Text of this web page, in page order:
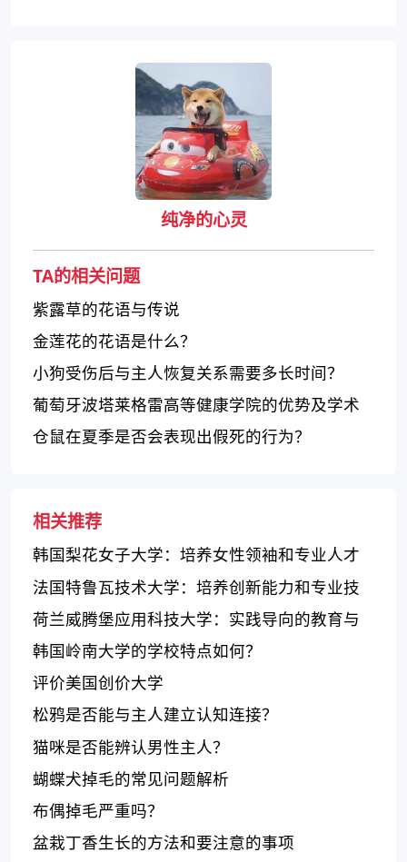
纯净的心灵
TA的相关问题
紫露草的花语与传说
金莲花的花语是什么？
小狗受伤后与主人恢复关系需要多长时间？
葡萄牙波塔莱格雷高等健康学院的优势及学术
优质程度如何？
仓鼠在夏季是否会表现出假死的行为？
相关推荐
韩国梨花女子大学：培养女性领袖和专业人才
的百年名校
法国特鲁瓦技术大学：培养创新能力和专业技
能的高等教育机构
荷兰威腾堡应用科技大学：实践导向的教育与
行业合作
韩国岭南大学的学校特点如何？
评价美国创价大学
松鸦是否能与主人建立认知连接？
猫咪是否能辨认男性主人？
蝴蝶犬掉毛的常见问题解析
布偶掉毛严重吗？
盆栽丁香生长的方法和要注意的事项